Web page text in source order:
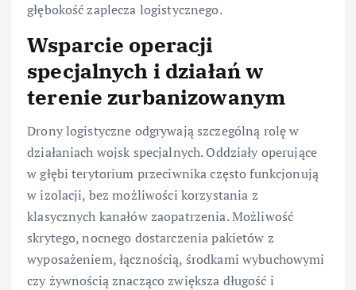
głębokość zaplecza logistycznego.
Wsparcie operacji
specjalnych i działań w
terenie zurbanizowanym
Drony logistyczne odgrywają szczególną rolę w
działaniach wojsk specjalnych. Oddziały operujące
w głębi terytorium przeciwnika często funkcjonują
w izolacji, bez możliwości korzystania z
klasycznych kanałów zaopatrzenia. Możliwość
skrytego, nocnego dostarczenia pakietów z
wyposażeniem, łącznością, środkami wybuchowymi
czy żywnością znacząco zwiększa długość i